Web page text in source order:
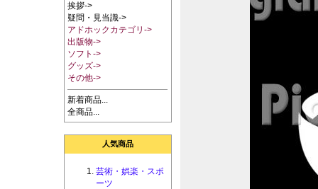
挨拶->
疑問・見当識->
アドホックカテゴリ->
出版物->
ソフト->
グッズ->
その他->
新着商品...
全商品...
人気商品
芸術・娯楽・スポ
ーツ